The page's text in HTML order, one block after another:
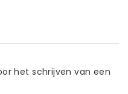
het schrijven van een